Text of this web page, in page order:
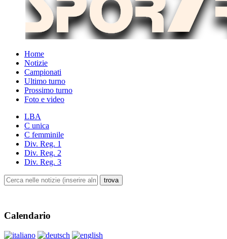
Home
Notizie
Campionati
Ultimo turno
Prossimo turno
Foto e video
LBA
C unica
C femminile
Div. Reg. 1
Div. Reg. 2
Div. Reg. 3
Calendario